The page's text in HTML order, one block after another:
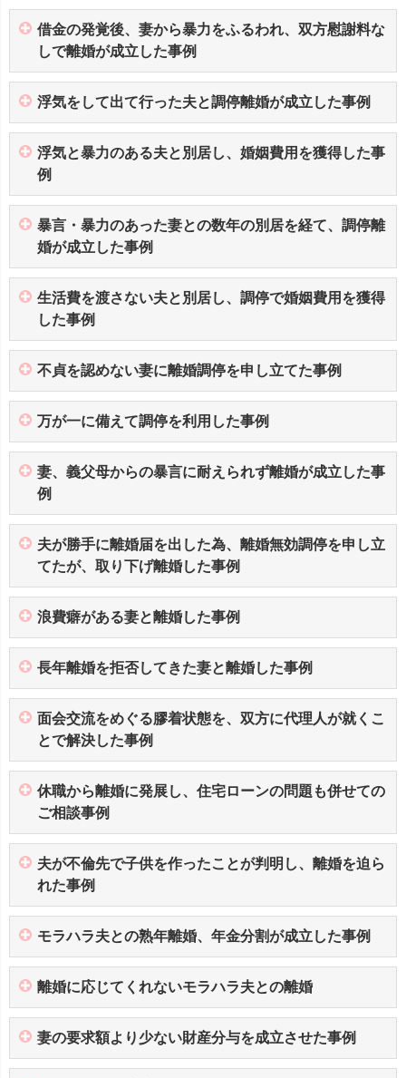
借金の発覚後、妻から暴力をふるわれ、双方慰謝料な
しで離婚が成立した事例
浮気をして出て行った夫と調停離婚が成立した事例
浮気と暴力のある夫と別居し、婚姻費用を獲得した事
例
暴言・暴力のあった妻との数年の別居を経て、調停離
婚が成立した事例
生活費を渡さない夫と別居し、調停で婚姻費用を獲得
した事例
不貞を認めない妻に離婚調停を申し立てた事例
万が一に備えて調停を利用した事例
妻、義父母からの暴言に耐えられず離婚が成立した事
例
夫が勝手に離婚届を出した為、離婚無効調停を申し立
てたが、取り下げ離婚した事例
浪費癖がある妻と離婚した事例
長年離婚を拒否してきた妻と離婚した事例
面会交流をめぐる膠着状態を、双方に代理人が就くこ
とで解決した事例
休職から離婚に発展し、住宅ローンの問題も併せての
ご相談事例
夫が不倫先で子供を作ったことが判明し、離婚を迫ら
れた事例
モラハラ夫との熟年離婚、年金分割が成立した事例
離婚に応じてくれないモラハラ夫との離婚
妻の要求額より少ない財産分与を成立させた事例